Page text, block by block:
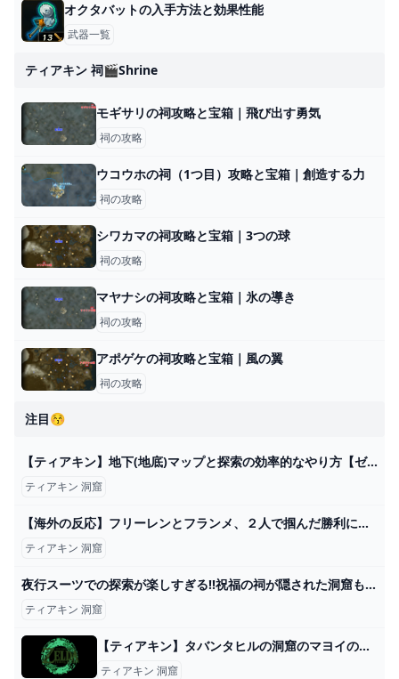
オクタバットの入手方法と効果性能
武器一覧
ティアキン 祠🎬shrine
モギサリの祠攻略と宝箱｜飛び出す勇気
祠の攻略
ウコウホの祠（1つ目）攻略と宝箱｜創造する力
祠の攻略
シワカマの祠攻略と宝箱｜3つの球
祠の攻略
マヤナシの祠攻略と宝箱｜氷の導き
祠の攻略
アポゲケの祠攻略と宝箱｜風の翼
祠の攻略
注目😚
【ティアキン】地下(地底)マップと探索の効率的なやり方【ゼルダの伝説ティアーズオブザキングダム】 - アルテマ
ティアキン 洞窟
【海外の反応】フリーレンとフランメ、２人で掴んだ勝利に涙を浮かべる海外ネキ【葬送のフリーレン10話】 - YouTube
ティアキン 洞窟
夜行スーツでの探索が楽しすぎる!!祝福の祠が隠された洞窟も続々発見!!ティアキン最速実況Part111【ゼルダの伝説 ティアーズ オブ ザ キングダム】 - YouTube
ティアキン 洞窟
【ティアキン】タバンタヒルの洞窟のマヨイの場所と行き方【ゼルダの伝説ティアーズオブザキングダム】 - ゲームウィズ
ティアキン 洞窟